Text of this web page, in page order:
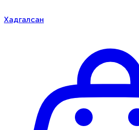
Хадгалсан